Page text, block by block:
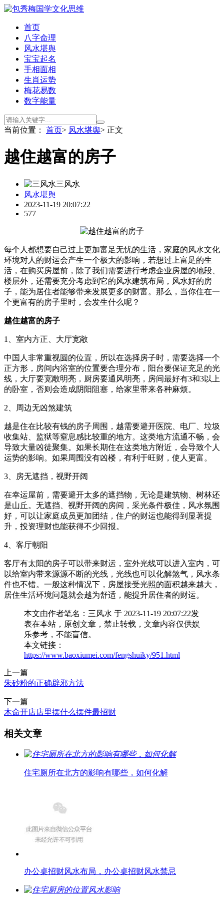
首页
八字命理
风水堪舆
宝宝起名
手相面相
生肖运势
梅花易数
数字能量
当前位置： 首页> 风水堪舆> 正文
越住越富的房子
三风水
风水堪舆
2023-11-19 20:07:22
577
每个人都想要自己过上更加富足无忧的生活，家庭的风水文化
环境对人的财运会产生一个极大的影响，若想过上富足的生
活，在购买房屋前，除了我们需要进行考虑企业房屋的地段、
楼层外，还需要充分考虑到它的风水建筑布局，风水好的房
子，能为居住者能够带来发展更多的财富。那么，当你住在一
个更富有的房子里时，会发生什么呢？
越住越富的房子
1、室内方正、大厅宽敞
中国人非常重视圆的位置，所以在选择房子时，需要选择一个
正方形，房间内浴室的位置要合理分布，阳台要保证充足的光
线，大厅要宽敞明亮，厨房要通风明亮，房间最好有3和3以上
的卧室，否则会造成阴阳阻塞，给家里带来各种麻烦。
2、周边无凶煞建筑
越是住在比较有钱的房子周围，越需要避开医院、电厂、垃圾
收集站、监狱等窒息感比较重的地方。这类地方流通不畅，会
导致大量凶徒聚集。如果长期住在这类地方附近，会导致个人
运势的影响。如果周围没有凶楼，有利于旺财，使人更富。
3、房无遮挡，视野开阔
在幸运屋前，需要避开太多的遮挡物，无论是建筑物、树林还
是山丘。无遮挡、视野开阔的房间，采光条件极佳，风水氛围
好，可以让家庭成员更加团结，住户的财运也能得到显著提
升，投资理财也能获得不少回报。
4、客厅朝阳
客厅有太阳的房子可以带来财运，室外光线可以进入室内，可
以给室内带来源源不断的光线，光线也可以化解煞气，风水条
件也不错。一般这种情况下，房屋接受光照的面积越来越大，
居住生活环境问题就会越为舒适，能提升居住者的财运。
本文由作者笔名：三风水 于 2023-11-19 20:07:22发
表在本站，原创文章，禁止转载，文章内容仅供娱
乐参考，不能盲信。
本文链接：
https://www.baoxiumei.com/fengshuiky/951.html
上一篇
朱砂粉的正确辟邪方法
下一篇
木命开店店里摆什么摆件最招财
相关文章
住宅厕所在北方的影响有哪些，如何化解
办公桌招财风水布局，办公桌招财风水禁忌